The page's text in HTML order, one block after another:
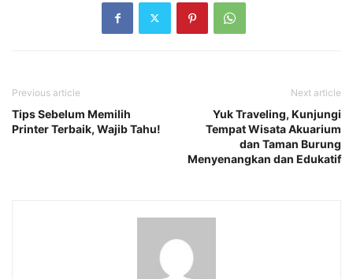
Previous article
Tips Sebelum Memilih
Printer Terbaik, Wajib Tahu!
Next article
Yuk Traveling, Kunjungi
Tempat Wisata Akuarium
dan Taman Burung
Menyenangkan dan Edukatif